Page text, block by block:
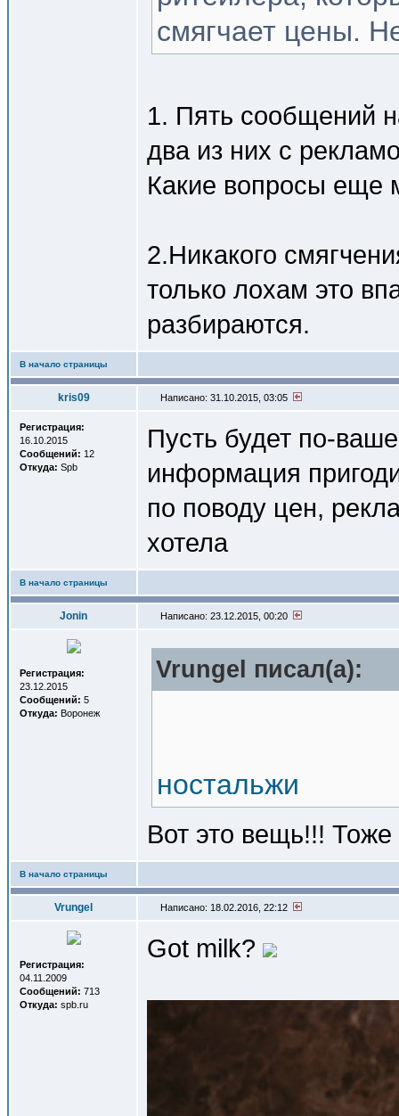
смягчает цены.
1. Пять сообщений
два из них с
Какие вопросы еще
2.Никакого
только лохам это
разбираются.
В начало страницы
kris09 Написано: 31.10.2015, 03:05
Регистрация:
16.10.2015
Сообщений: 12
Откуда: Spb
Пусть будет по-
информация
по поводу цен,
хотела
В начало страницы
Jonin Написано: 23.12.2015, 00:20
Регистрация:
23.12.2015
Сообщений: 5
Откуда: Воронеж
Vrungel писал(a):
ностальжи
Вот это вещь!!! Тоже
В начало страницы
Vrungel Написано: 18.02.2016, 22:12
Регистрация:
04.11.2009
Сообщений: 713
Откуда: spb.ru
Got milk?